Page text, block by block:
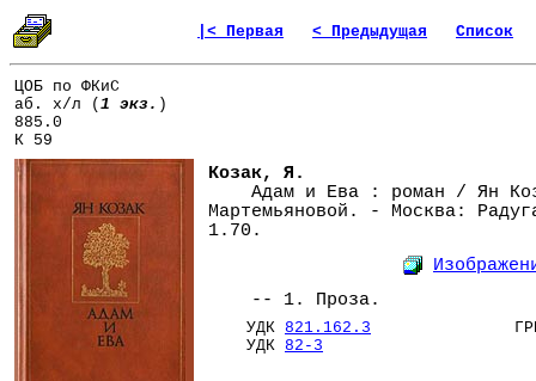
|< Первая < Предыдущая Список
ЦОБ по ФКиС
аб. х/л ( 1 экз. )
885.0
К 59
Козак, Я.
Адам и Ева : роман / Ян
Мартемьяновой. - Москва:
1.70.
-- 1. Проза.
УДК 821.162.3
УДК 82-3